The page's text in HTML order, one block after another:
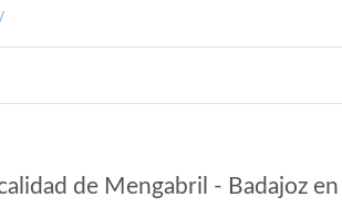
de Mengabril - Badajoz en